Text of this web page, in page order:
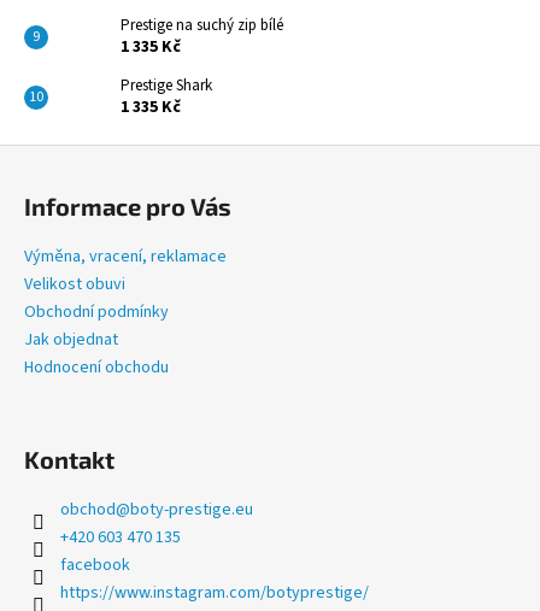
Prestige na suchý zip bílé
1 335 Kč
Prestige Shark
1 335 Kč
Informace pro Vás
Výměna, vracení, reklamace
Velikost obuvi
Obchodní podmínky
Jak objednat
Hodnocení obchodu
Kontakt
obchod@boty-prestige.eu
+420 603 470 135
facebook
https://www.instagram.com/botyprestige/